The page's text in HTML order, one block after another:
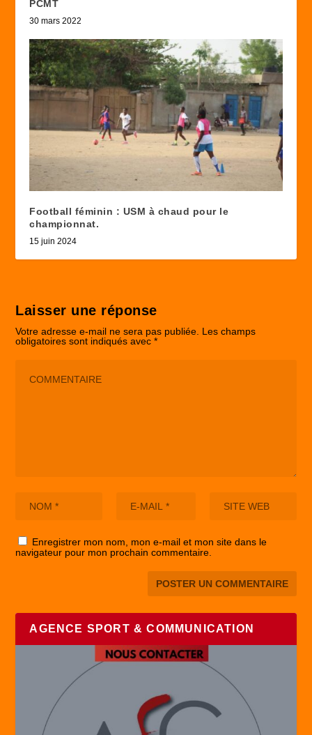
PCMT
30 mars 2022
Football féminin : USM à chaud pour le
championnat.
15 juin 2024
Laisser une réponse
Votre adresse e-mail ne sera pas publiée. Les champs
obligatoires sont indiqués avec*
Enregistrer mon nom, mon e-mail et mon site dans le
navigateur pour mon prochain commentaire.
AGENCE SPORT & COMMUNICATION